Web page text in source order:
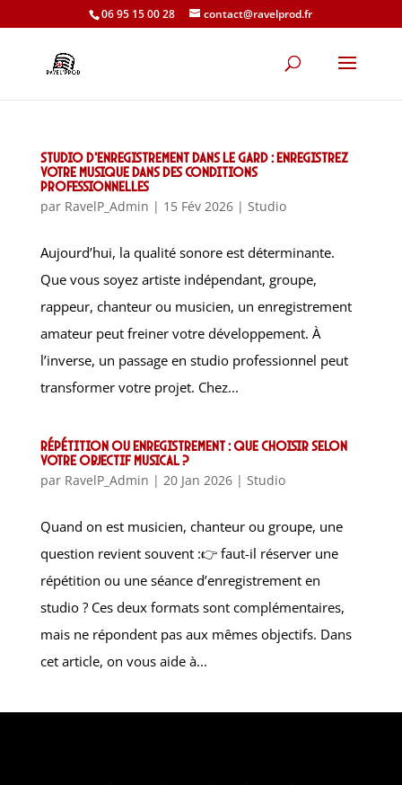
06 95 15 00 28 contact@ravelprod.fr
Studio d’enregistrement dans le Gard : enregistrez
votre musique dans des conditions
professionnelles
par RavelP_Admin | 15 Fév 2026| Studio
Aujourd’hui, la qualité sonore est déterminante.
Que vous soyez artiste indépendant, groupe,
rappeur, chanteur ou musicien, un enregistrement
amateur peut freiner votre développement. À
l’inverse, un passage en studio professionnel peut
transformer votre projet. Chez...
Répétition ou enregistrement : que choisir selon
votre objectif musical ?
par RavelP_Admin | 20 Jan 2026| Studio
Quand on est musicien, chanteur ou groupe, une
question revient souvent :👉 faut-il réserver une
répétition ou une séance d’enregistrement en
studio ? Ces deux formats sont complémentaires,
mais ne répondent pas aux mêmes objectifs. Dans
cet article, on vous aide à...